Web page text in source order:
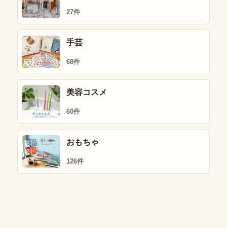
27件
手芸
68件
美容コスメ
60件
おもちゃ
126件